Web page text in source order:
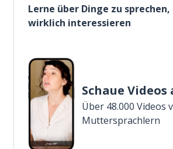
Lerne über Dinge zu sprechen,
wirklich interessieren
Schaue Videos
Über 48.000 Videos
Muttersprachlern